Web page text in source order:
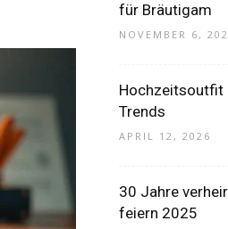
für Bräutigam
NOVEMBER 6,
Hochzeitsoutfit
Trends
APRIL 12, 2026
30 Jahre
feiern 2025